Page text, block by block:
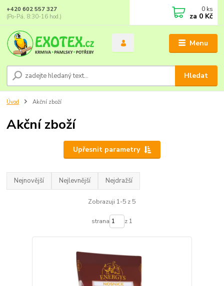
Menu
Hledat
+420 602 557 327
(Po-Pá, 8:30-16 hod.)
0 ks
za 0 Kč
Úvod Akční zboží
Akční zboží
Upřesnit parametry
Nejnovější Nejlevnější Nejdražší
Zobrazuji 1-5 z 5
strana z 1